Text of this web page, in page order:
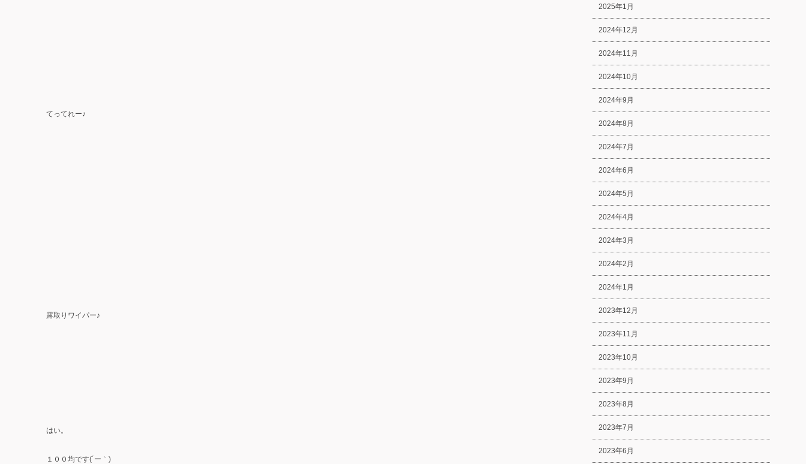
てってれー♪
露取りワイパー♪
はい。
１００均です(´ー｀)
2025年1月
2024年12月
2024年11月
2024年10月
2024年9月
2024年8月
2024年7月
2024年6月
2024年5月
2024年4月
2024年3月
2024年2月
2024年1月
2023年12月
2023年11月
2023年10月
2023年9月
2023年8月
2023年7月
2023年6月